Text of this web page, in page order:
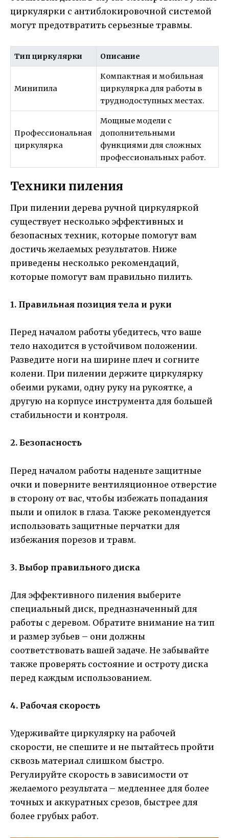
циркулярки с антиблокировочной системой
могут предотвратить серьезные травмы.
Тип циркулярки Описание
Минипила
Компактная и мобильная
циркулярка для работы в
труднодоступных местах.
Профессиональная
циркулярка
Мощные модели с
дополнительными
функциями для сложных
профессиональных работ.
Техники пиления
При пилении дерева ручной циркуляркой
существует несколько эффективных и
безопасных техник, которые помогут вам
достичь желаемых результатов. Ниже
приведены несколько рекомендаций,
которые помогут вам правильно пилить.
1. Правильная позиция тела и руки
Перед началом работы убедитесь, что ваше
тело находится в устойчивом положении.
Разведите ноги на ширине плеч и согните
колени. При пилении держите циркулярку
обеими руками, одну руку на рукоятке, а
другую на корпусе инструмента для большей
стабильности и контроля.
2. Безопасность
Перед началом работы наденьте защитные
очки и поверните вентиляционное отверстие
в сторону от вас, чтобы избежать попадания
пыли и опилок в глаза. Также рекомендуется
использовать защитные перчатки для
избежания порезов и травм.
3. Выбор правильного диска
Для эффективного пиления выберите
специальный диск, предназначенный для
работы с деревом. Обратите внимание на тип
и размер зубьев – они должны
соответствовать вашей задаче. Не забывайте
также проверять состояние и остроту диска
перед каждым использованием.
4. Рабочая скорость
Удерживайте циркулярку на рабочей
скорости, не спешите и не пытайтесь пройти
сквозь материал слишком быстро.
Регулируйте скорость в зависимости от
желаемого результата – медленнее для более
точных и аккуратных срезов, быстрее для
более грубых работ.